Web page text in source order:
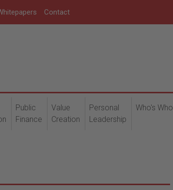
Contact
Public
Finance
Value
Creation
Personal
Leadership
Who's Who